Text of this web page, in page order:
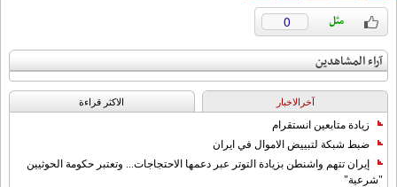
0
آراء المشاهدين
آخرالاخبار الاکثر قراءة
زيادة متابعين انستقرام
ضبط شبكة لتبييض الاموال في ايران
إيران تتهم واشنطن بزيادة التوتر عبر دعمها الاحتجاجات... وتعتبر حكومة الحوثيين
"شرعية"